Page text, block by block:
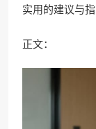
实用的建议与指
正文：